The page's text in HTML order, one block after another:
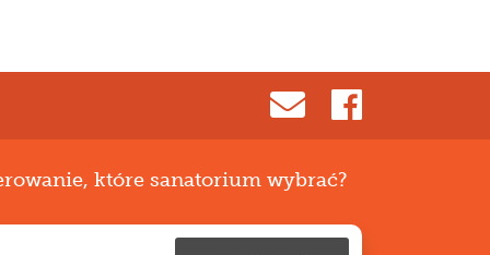
które sanatorium wybrać?